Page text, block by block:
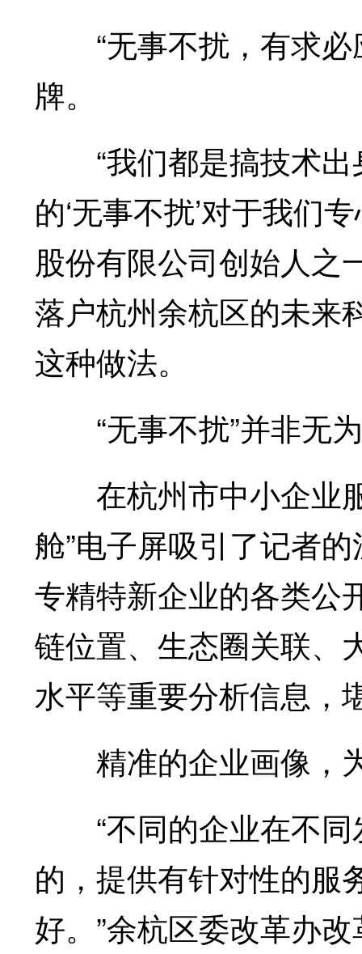
“无事不扰，有求必
牌。
“我们都是搞技术出
的‘无事不扰’对于我们
股份有限公司创始人之
落户杭州余杭区的未来
这种做法。
“无事不扰”并非无为
在杭州市中小企业服
舱”电子屏吸引了记者
专精特新企业的各类公
链位置、生态圈关联、
水平等重要分析信息，
精准的企业画像，
“不同的企业在不同
的，提供有针对性的服
好。”余杭区委改革办